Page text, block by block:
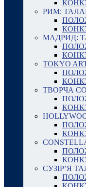
РИМ:
МАДРИД:
TOKYO
ТВОРЧА
СУЗІР’Я